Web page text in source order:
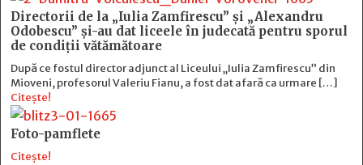
Directorii de la „Iulia Zamfirescu” și „Alexandru
Odobescu” și-au dat liceele în judecată pentru sporul
de condiții vătămătoare
După ce fostul director adjunct al Liceului „Iulia Zamfirescu” din
Mioveni, profesorul Valeriu Fianu, a fost dat afară ca urmare […]
Citește!
Foto-pamflete
Citește!